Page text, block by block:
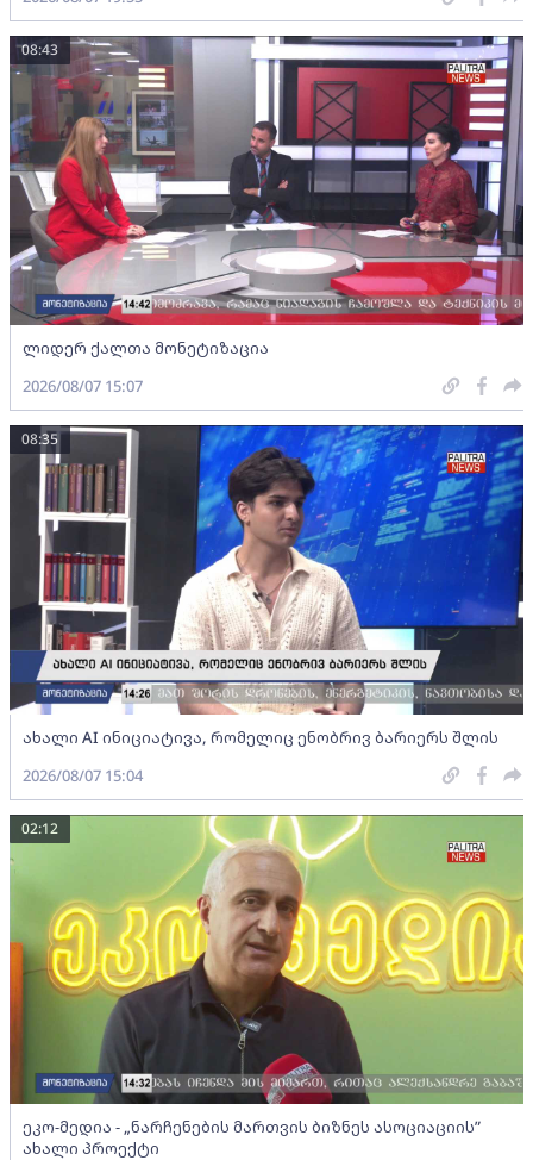
ლიდერ ქალთა მონეტიზაცია
08:43
2026/08/07 15:07
ახალი AI ინიციატივა, რომელიც ენობრივ ბარიერს შლის
08:35
2026/08/07 15:04
ეკო-მედია - „ნარჩენების მართვის ბიზნეს ასოციაციის”
ახალი პროექტი
02:12